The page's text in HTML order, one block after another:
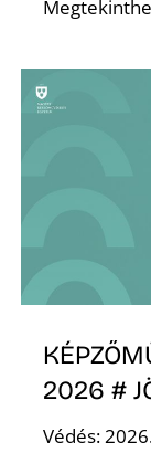
2026 #
Védés: